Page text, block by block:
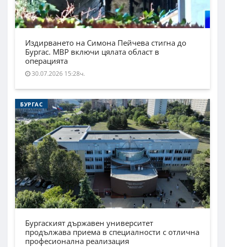
Издирването на Симона Пейчева стигна до
Бургас. МВР включи цялата област в
операцията
30.07.2026 15:28ч.
БУРГАС
Бургаският държавен университет
продължава приема в специалности с отлична
професионална реализация